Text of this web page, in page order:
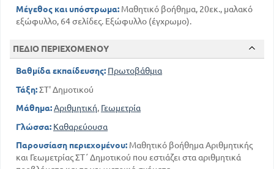
Μέγεθος και υπόστρωμα: Μαθητικό βοήθημα, 20εκ., μαλακό
εξώφυλλο, 64 σελίδες. Εξώφυλλο (έγχρωμο).
ΠΕΔΙΟ ΠΕΡΙΕΧΟΜΕΝΟΥ
Βαθμίδα εκπαίδευσης: Πρωτοβάθμια
Τάξη:ΣΤ' Δημοτικού
Μάθημα:Αριθμητική, Γεωμετρία
Γλώσσα: Καθαρεύουσα
Παρουσίαση περιεχομένου: Μαθητικό βοήθημα Αριθμητικής
και Γεωμετρίας ΣΤ΄ Δημοτικού που εστιάζει στα αριθμητικά